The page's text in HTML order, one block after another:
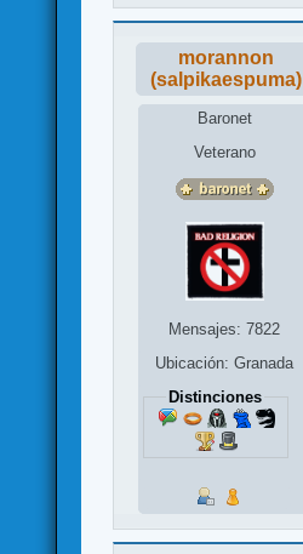
morannon
(salpikaespuma)
Baronet
Veterano
Mensajes: 7822
Ubicación: Granada
Distinciones